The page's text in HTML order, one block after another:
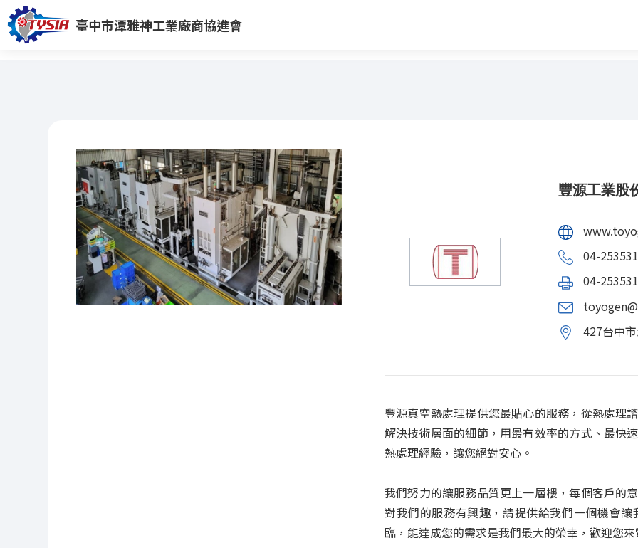
臺中市潭雅神工業廠商協進會
豐源工業股
04-
04-
427台中
豐源真空熱處理提供您最貼心的服務，從熱處理
解決技術層面的細節，用最有效率的方式、最快
熱處理經驗，讓您絕對安心。
我們努力的讓服務品質更上一層樓，每個客戶的
對我們的服務有興趣，請提供給我們一個機會
臨，能達成您的需求是我們最大的榮幸，歡迎您